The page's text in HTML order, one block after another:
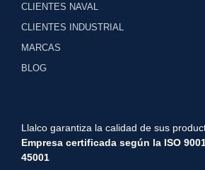
CLIENTES NAVAL
CLIENTES INDUSTRIAL
MARCAS
BLOG
Llalco garantiza la calidad de sus
Empresa certificada según la ISO
45001